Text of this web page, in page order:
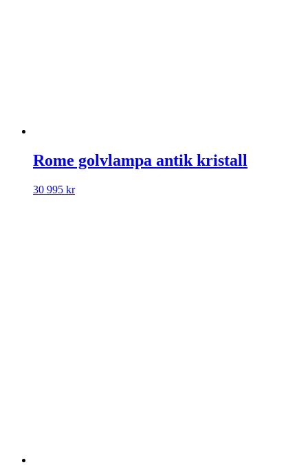
Rome golvlampa antik kristall
30 995 kr